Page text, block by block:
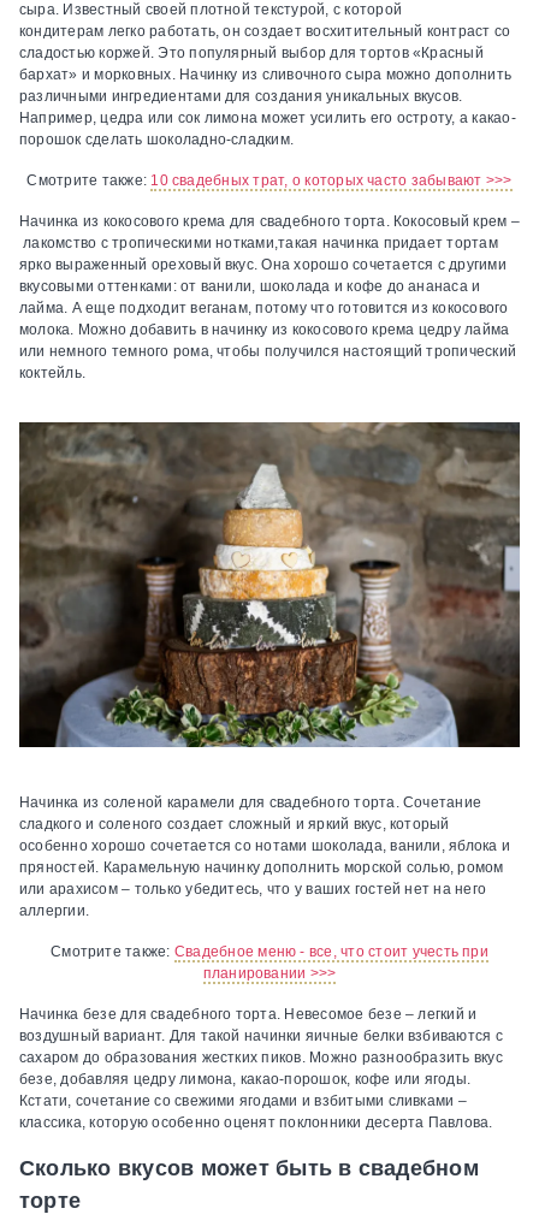
сыра. Известный своей плотной текстурой, с которой
кондитерам легко работать, он создает восхитительный контраст со
сладостью коржей. Это популярный выбор для тортов «Красный
бархат» и морковных. Начинку из сливочного сыра можно дополнить
различными ингредиентами для создания уникальных вкусов.
Например, цедра или сок лимона может усилить его остроту, а какао-
порошок сделать шоколадно-сладким.
Смотрите также: 10 свадебных трат, о которых часто забывают >>>
Начинка из кокосового крема для свадебного торта.Кокосовый крем –
лакомство с тропическими нотками,такая начинка придает тортам
ярко выраженный ореховый вкус. Она хорошо сочетается с другими
вкусовыми оттенками: от ванили, шоколада и кофе до ананаса и
лайма. А еще подходит веганам, потому что готовится из кокосового
молока. Можно добавить в начинку из кокосового крема цедру лайма
или немного темного рома, чтобы получился настоящий тропический
коктейль.
Начинка из соленой карамели для свадебного торта. Сочетание
сладкого и соленого создает сложный и яркий вкус, который
особенно хорошо сочетается со нотами шоколада, ванили, яблока и
пряностей. Карамельную начинку дополнить морской солью, ромом
или арахисом – только убедитесь, что у ваших гостей нет на него
аллергии.
Смотрите также: Свадебное меню - все, что стоит учесть при
планировании >>>
Начинка безе для свадебного торта. Невесомое безе – легкий и
воздушный вариант. Для такой начинки яичные белки взбиваются с
сахаром до образования жестких пиков. Можно разнообразить вкус
безе, добавляя цедру лимона, какао-порошок, кофе или ягоды.
Кстати, сочетание со свежими ягодами и взбитыми сливками –
классика, которую особенно оценят поклонники десерта Павлова.
Сколько вкусов может быть в свадебном
торте